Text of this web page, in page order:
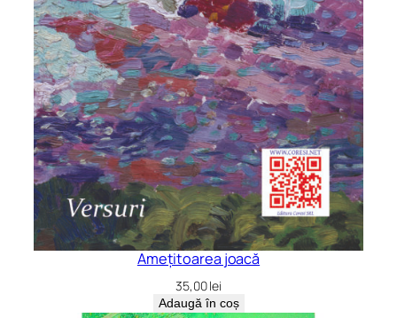
Amețitoarea joacă
35,00lei
Adaugă în coș